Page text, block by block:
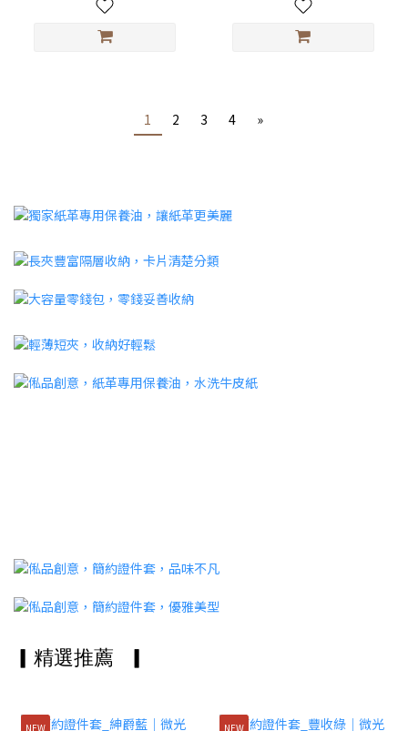
1 2 3 4 »
▎精選推薦 ▎
NEW NEW